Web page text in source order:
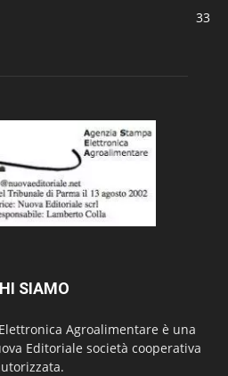
33
SIAMO
Agroalimentare è una
Editoriale società cooperativa